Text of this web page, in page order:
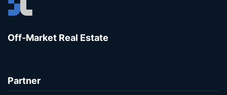
Off-Market Real Estate
Partner